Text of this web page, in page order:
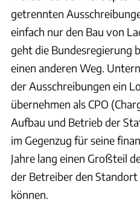
getrennten
einfach nur den Bau von
geht die Bundesregierung
einen anderen Weg.
der Ausschreibungen ein
übernehmen als CPO
Aufbau und Betrieb der
im Gegenzug für seine
Jahre lang einen Großteil
der Betreiber den
können.